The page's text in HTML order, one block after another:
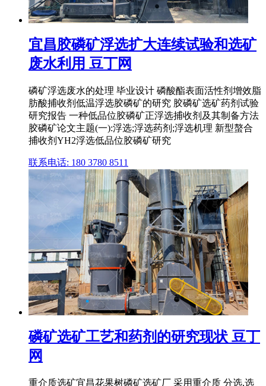
宜昌胶磷矿浮选扩大连续试验和选矿
废水利用 豆丁网
磷矿浮选废水的处理 毕业设计 磷酸酯表面活性剂增效脂
肪酸捕收剂低温浮选胶磷矿的研究 胶磷矿选矿药剂试验
研究报告 一种低品位胶磷矿正浮选捕收剂及其制备方法
胶磷矿论文主题(一):浮选;浮选药剂;浮选机理 新型螯合
捕收剂YH2浮选低品位胶磷矿研究
联系电话: 180 3780 8511
磷矿选矿工艺和药剂的研究现状 豆丁
网
重介质选矿宜昌花果树磷矿选矿厂 采用重介质 分选,选